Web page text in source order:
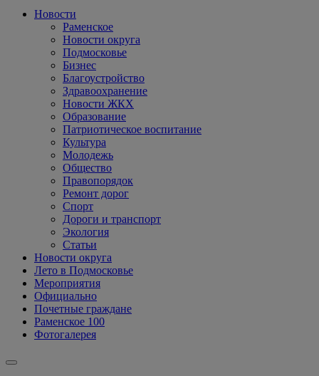
Новости
Раменское
Новости округа
Подмосковье
Бизнес
Благоустройство
Здравоохранение
Новости ЖКХ
Образование
Патриотическое воспитание
Культура
Молодежь
Общество
Правопорядок
Ремонт дорог
Спорт
Дороги и транспорт
Экология
Статьи
Новости округа
Лето в Подмосковье
Мероприятия
Официально
Почетные граждане
Раменское 100
Фотогалерея